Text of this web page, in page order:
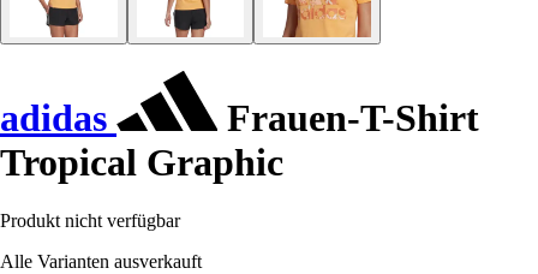
adidas
Frauen-T-Shirt
Tropical Graphic
Produkt nicht verfügbar
Alle Varianten ausverkauft